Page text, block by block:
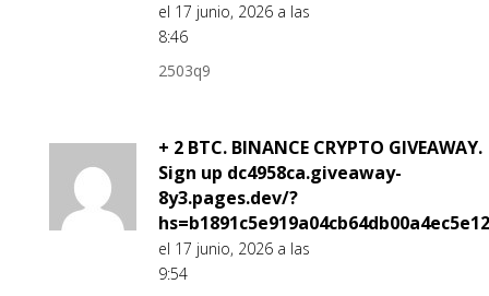
el 17 junio, 2026 a las
8:46
2503q9
+ 2 BTC. BINANCE CRYPTO GIVEAWAY.
Sign up dc4958ca.giveaway-
8y3.pages.dev/?
el 17 junio, 2026 a las
9:54